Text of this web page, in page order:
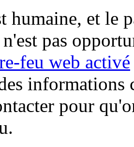
humaine, et le
pas
feu web activé
informations
pour